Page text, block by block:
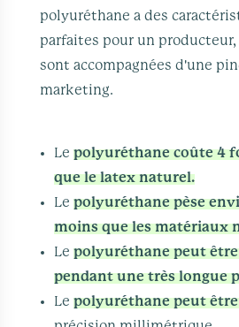
polyuréthane a des
parfaites pour un
sont accompagnées d'une
marketing.
Lepolyuréthane coûte 4
que le latex naturel.
Lepolyuréthane pèse
moins que les matériaux
Lepolyuréthane peut
pendant une très longue
Lepolyuréthane peut